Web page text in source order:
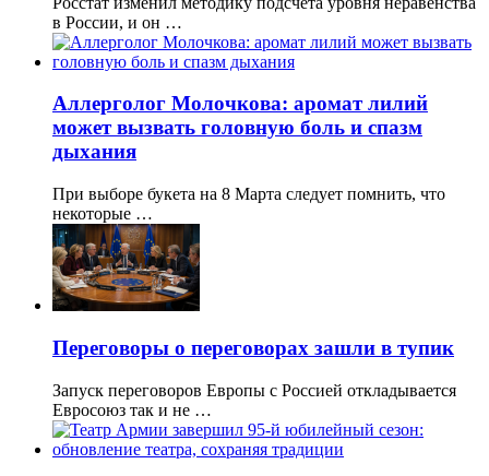
в России, и он …
Аллерголог Молочкова: аромат лилий
может вызвать головную боль и спазм
дыхания
При выборе букета на 8 Марта следует помнить, что
некоторые …
Переговоры о переговорах зашли в тупик
Запуск переговоров Европы с Россией откладывается
Евросоюз так и не …